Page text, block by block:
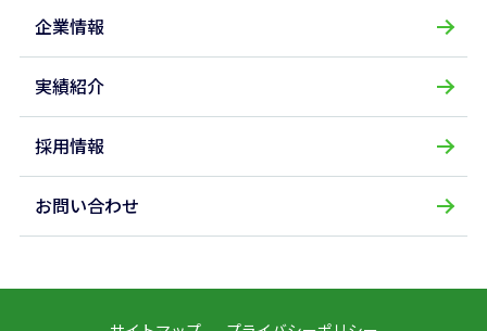
企業情報
実績紹介
採用情報
お問い合わせ